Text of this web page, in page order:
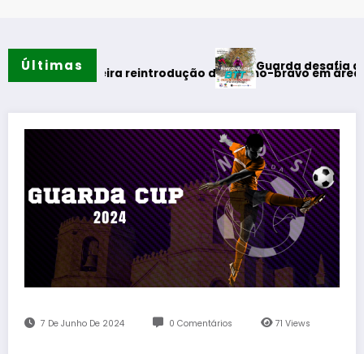
Últimas
reintrodução de coelho-bravo em área rewilding
Guarda desafia amantes do
7 De Junho De 2024 0 Comentários 71Views